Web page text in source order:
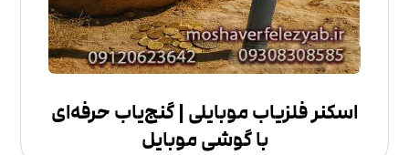
اسکنر فلزیاب موبایلی | گنج‌یاب حرفه‌ای
با گوشی موبایل